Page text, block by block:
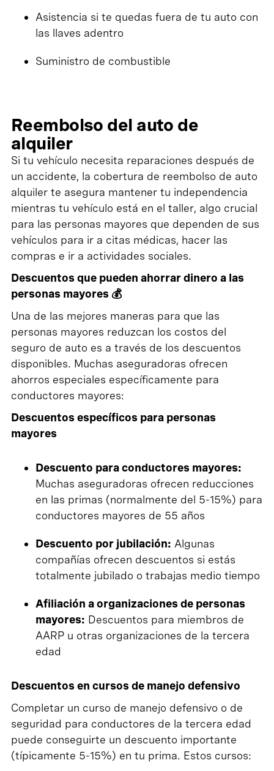
Asistencia si te quedas fuera de tu auto con
las llaves adentro
Suministro de combustible
Reembolso del auto de
alquiler
Si tu vehículo necesita reparaciones después de
un accidente, la cobertura de reembolso de auto
alquiler te asegura mantener tu independencia
mientras tu vehículo está en el taller, algo crucial
para las personas mayores que dependen de sus
vehículos para ir a citas médicas, hacer las
compras e ir a actividades sociales.
Descuentos que pueden ahorrar dinero a las
personas mayores 💰
Una de las mejores maneras para que las
personas mayores reduzcan los costos del
seguro de auto es a través de los descuentos
disponibles. Muchas aseguradoras ofrecen
ahorros especiales específicamente para
conductores mayores:
Descuentos específicos para personas
mayores
Descuento para conductores mayores:
Muchas aseguradoras ofrecen reducciones
en las primas (normalmente del 5-15%) para
conductores mayores de 55 años
Descuento por jubilación: Algunas
compañías ofrecen descuentos si estás
totalmente jubilado o trabajas medio tiempo
Afiliación a organizaciones de personas
mayores: Descuentos para miembros de
AARP u otras organizaciones de la tercera
edad
Descuentos en cursos de manejo defensivo
Completar un curso de manejo defensivo o de
seguridad para conductores de la tercera edad
puede conseguirte un descuento importante
(típicamente 5-15%) en tu prima. Estos cursos: